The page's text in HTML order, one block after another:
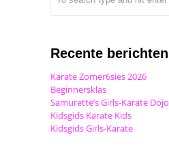
Recente berichten
Karate Zomer6sies 2026
Beginnersklas
Samurette’s Girls-Karate Dojo
Kidsgids Karate Kids
Kidsgids Girls-Karate